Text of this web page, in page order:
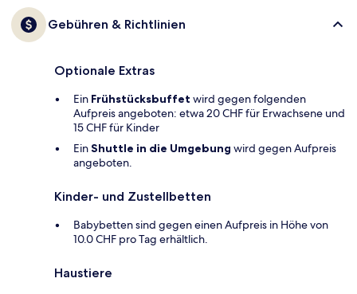
Gebühren & Richtlinien
Optionale Extras
Ein Frühstücksbuffet wird gegen folgenden
Aufpreis angeboten: etwa 20 CHF für Erwachsene und
15 CHF für Kinder
EinShuttle in die Umgebung wird gegen Aufpreis
angeboten.
Kinder- und Zustellbetten
Babybetten sind gegen einen Aufpreis in Höhe von
10.0 CHF pro Tag erhältlich.
Haustiere